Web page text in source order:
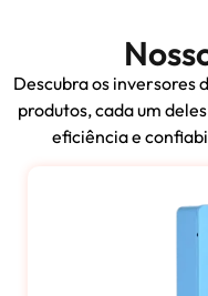
Descubra os inversores
produtos, cada um
eficiência e